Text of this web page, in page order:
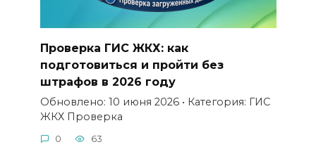
Проверка ГИС ЖКХ: как
подготовиться и пройти без
штрафов в 2026 году
Обновлено: 10 июня 2026 • Категория: ГИС
ЖКХ Проверка
0 63